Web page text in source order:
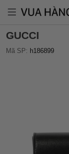
GUCCI
Mã SP: h186899